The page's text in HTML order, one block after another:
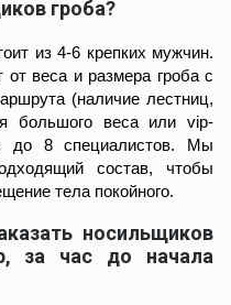
гроба?
из 4-6 крепких мужчин.
от веса и размера гроба с
(наличие лестниц,
большого веса или vip-
до 8 специалистов. Мы
состав, чтобы
тела покойного.
носильщиков
за час до начала